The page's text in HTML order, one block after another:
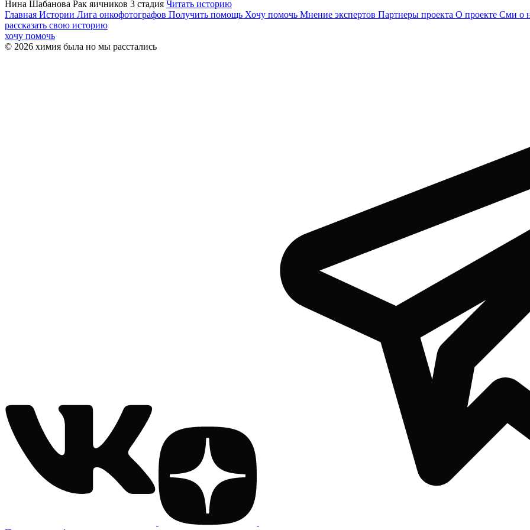
Нина Шабанова Рак яичников 3 стадия Читать историю
Главная Истории Лига онкофотографов Получить помощь Хочу помочь Мнение экспертов Партнеры проекта О проекте Сми о
рассказать свою историю
хочу помочь
© 2026 химия была но мы расстались